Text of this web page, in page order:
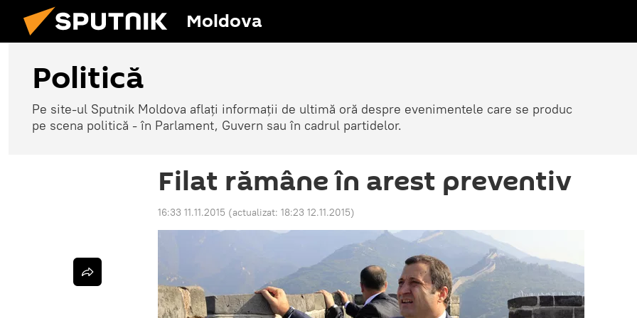
Moldova
Politică
Pe site-ul Sputnik Moldova aflați informații de ultimă oră despre evenimentele care se produc
pe scena politică - în Parlament, Guvern sau în cadrul partidelor.
Filat rămâne în arest preventiv
16:33 11.11.2015 (actualizat: 18:23 12.11.2015)